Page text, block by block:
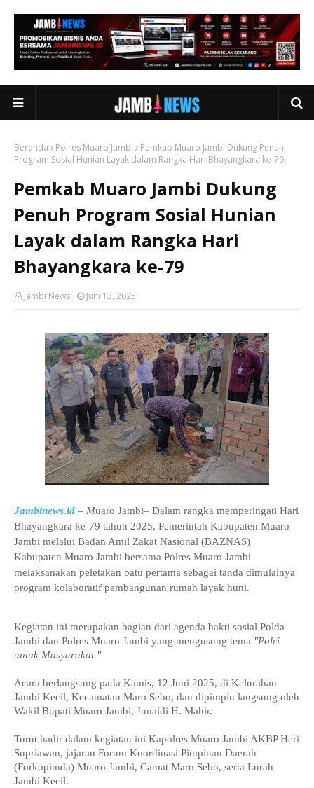
Beranda Polres Muaro Jambi
Pemkab Muaro Jambi Dukung Penuh
Program Sosial Hunian Layak dalam Rangka Hari Bhayangkara ke-79
Pemkab Muaro Jambi Dukung
Penuh Program Sosial Hunian
Layak dalam Rangka Hari
Bhayangkara ke-79
Jambi News Juni 13, 2025
Jambinews.id – Muaro Jambi– Dalam rangka memperingati Hari
Bhayangkara ke-79 tahun 2025, Pemerintah Kabupaten Muaro
Jambi melalui Badan Amil Zakat Nasional (BAZNAS)
Kabupaten Muaro Jambi bersama Polres Muaro Jambi
melaksanakan peletakan batu pertama sebagai tanda dimulainya
program kolaboratif pembangunan rumah layak huni.
Kegiatan ini merupakan bagian dari agenda bakti sosial Polda
Jambi dan Polres Muaro Jambi yang mengusung tema "Polri
untuk Masyarakat."
Acara berlangsung pada Kamis, 12 Juni 2025, di Kelurahan
Jambi Kecil, Kecamatan Maro Sebo, dan dipimpin langsung oleh
Wakil Bupati Muaro Jambi, Junaidi H. Mahir.
Turut hadir dalam kegiatan ini Kapolres Muaro Jambi AKBP Heri
Supriawan, jajaran Forum Koordinasi Pimpinan Daerah
(Forkopimda) Muaro Jambi, Camat Maro Sebo, serta Lurah
Jambi Kecil.